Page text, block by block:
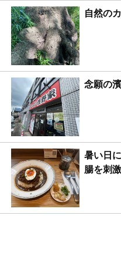
自然の
念願の
暑い日
腸を刺